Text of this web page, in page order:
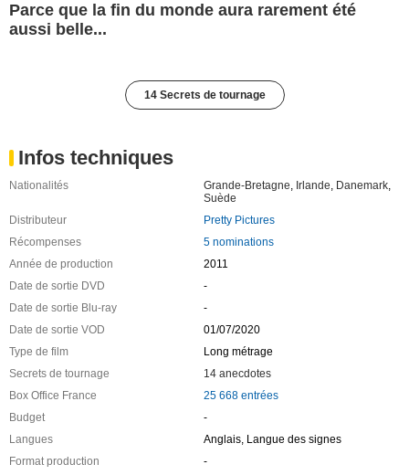
Parce que la fin du monde aura rarement été
aussi belle...
14 Secrets de tournage
Infos techniques
Nationalités Grande-Bretagne, Irlande, Danemark,
Suède
Distributeur
Pretty Pictures
Récompenses
5 nominations
Année de production
2011
Date de sortie DVD
-
Date de sortie Blu-ray
-
Date de sortie VOD
01/07/2020
Type de film
Long métrage
Secrets de tournage
14 anecdotes
Box Office France
25 668 entrées
Budget
-
Langues
Anglais, Langue des signes
Format production
-